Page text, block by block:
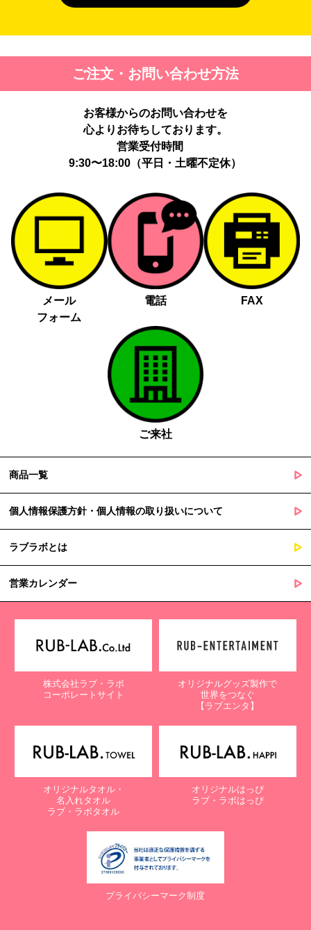
４. 個人情報を第三者に提供することが予定される場合の事項
第三者に提供する目的：パーソナライズ広告配信および効果測定・
動履歴、IP、ブラウザ・端末情報、（同意時）メールアドレス等の
よる安全な電送、又は管理コンソールからの連携。
提供先：広告配信事業者（例：Google LLC等）。
個人情報の取り扱いに関する契約：提供先と個人情報取扱い契約
（目的外利用禁止、再提供制限、安全管理措置等）を締結していま
お客様の個人情報は、以下掲げる場合以外に、事前にご本人の同意
無く第三者に提供することはありません。
法令に基づく場合
人の生命、身体又は財産の保護にために必要がある場合であっ
て、本人の同意を得る事が困難であるとき
公衆衛生の向上又は児童の健全な育成の推進のために特に必要
がある場合であって、本人の同意を得る事が困難であるとき
国の機関若しくは地方公共団体又はその委託を受けた者が法令
の定める事務を遂行することに対して協力する必要がある場合
であって、本人の同意を得ることによって当該事務の遂行に支
障を及ぼすおそれがあるとき
５. 個人情報の取扱業務の委託
場合があります。
その際、弊社は、個人情報を適切に保護できる管理体制を敷き実行
正等、利用停止等の請求
当社は、ご本人様からの求めに応じ、当社が保有するご本人の個人
情報の利用目的の通知、開示、訂正・追加・削除、利用停止・消去
または第三者提供の停止等のご請求を受けた場合は速やかに対応い
【個人情報保護に関するお問合せ先】
株式会社ラブ・ラボ
電話：087-847-2000
電子メール：info@rub-lab.com
【認定個人情報保護団体の名称及び、苦情の解決の申出先】
一般財団法人日本情報経済社会推進協会
〒106-0032 東京都港区六本木一丁目9番9号 六本木ファースト
ビル内
電話：03-5860-7565 / 0120-700-779
７. 個人情報の提供の任意性と提供されない場合に起こりうる影響
お客様がご自身の個人情報を弊社に提供されるか否かは、お客様の
ご判断によりますが、もしご提供されない場合には、適切なサービ
スが提供できない場合がありますので予めご了承ください。
ご注文・お問い合わせ方法
お客様からのお問い合わせを
心よりお待ちしております。
営業受付時間
9:30〜18:00（平日・土曜不定休）
メール
フォーム
電話 FAX
ご来社
商品一覧
個人情報保護方針・個人情報の取り扱いについて
ラブラボとは
営業カレンダー
株式会社ラブ・ラボ
コーポレートサイト
オリジナルグッズ製作で
世界をつなぐ
【ラブエンタ】
オリジナルタオル・
名入れタオル
ラブ・ラボタオル
オリジナルはっぴ
ラブ・ラボはっぴ
プライバシーマーク制度